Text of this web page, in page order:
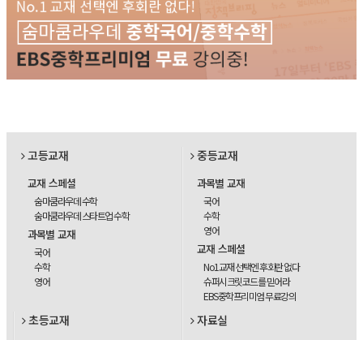
고등교재
교재 스페셜
숨마쿰라우데 수학
숨마쿰라우데 스타트업 수학
과목별 교재
국어
수학
영어
중등교재
과목별 교재
국어
수학
영어
교재 스페셜
No1교재 선택엔 후회란 없다
슈퍼시크릿코드를 믿어라
EBS중학프리미엄 무료강의
초등교재 자료실